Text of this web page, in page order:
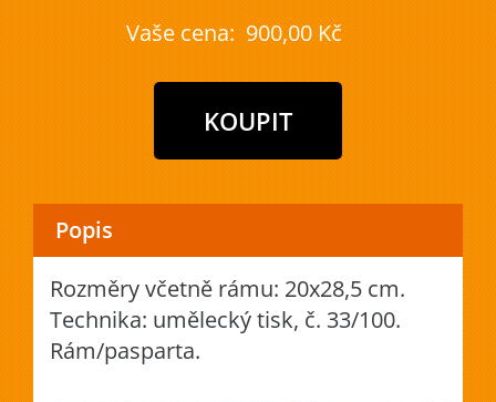
Vaše cena: 900,00 Kč
Popis
Rozměry včetně rámu: 20x28,5 cm.
Technika: umělecký tisk, č. 33/100.
Rám/pasparta.